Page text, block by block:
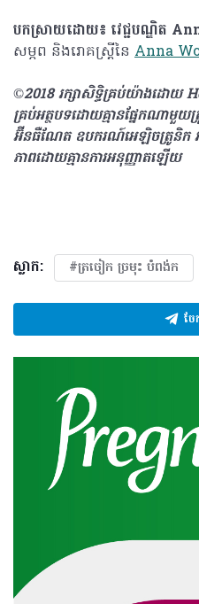
បកស្រាយដោយ៖ វេជ្ជបណ្ឌិត
សម្ភព និងរោគស្ត្រីនៃ Anna
©2018 រក្សាសិទ្ធិគ្រប់យ៉ាង​ដោយ
គ្រប់អត្ថបទដោយគ្មានផ្នែកណាមួយត្
អ៊ីនធឺណែត ឧបករណ៍អេឡិចត្រូនិក
ភាពដោយគ្មានការអនុញ្ញាតឡើយ
ស្លាក: #ត្រចៀក ច្រមុះ បំពង់ក
ច